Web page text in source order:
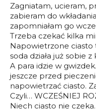
Zagniatam, ucieram,
zabieram do
zapomniałam go
Trzeba czekać kilka
Napowietrzone
soda działa już sobie
A para idzie w
jeszcze przed
napowietrzać ciasto.
Czyli… WCZEŚNIEJ
Niech ciasto nie czeka.